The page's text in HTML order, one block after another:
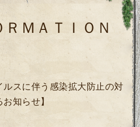
ＭＡＴＩＯＮ
ルスに伴う感染拡大防止の対
知らせ】